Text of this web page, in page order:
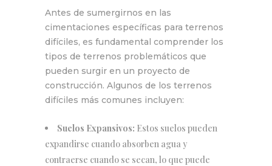
Antes de sumergirnos en las
cimentaciones específicas para terrenos
difíciles, es fundamental comprender los
tipos de terrenos problemáticos que
pueden surgir en un proyecto de
construcción. Algunos de los terrenos
difíciles más comunes incluyen:
Suelos Expansivos: Estos suelos pueden
expandirse cuando absorben agua y
contraerse cuando se secan, lo que puede